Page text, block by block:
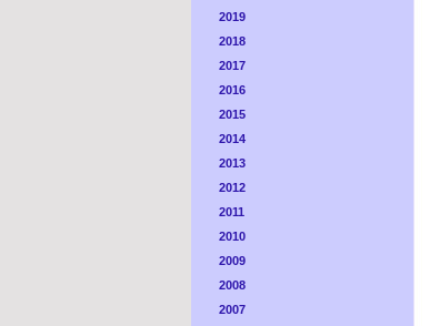
2019
2018
2017
2016
2015
2014
2013
2012
2011
2010
2009
2008
2007